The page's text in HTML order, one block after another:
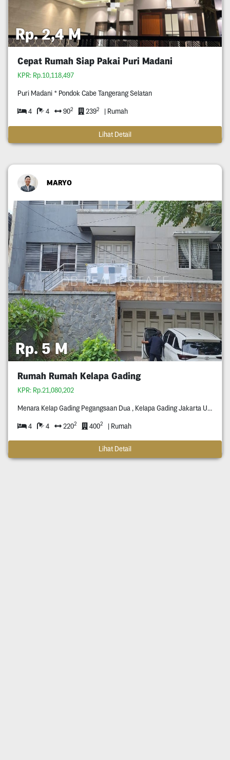
Rp. 2,4 M
Cepat Rumah Siap Pakai Puri Madani
KPR: Rp.10,118,497
Puri Madani * Pondok Cabe Tangerang Selatan
4 4 902 2392 | Rumah
Lihat Detail
MARYO
Rp. 5 M
Rumah Rumah Kelapa Gading
KPR: Rp.21,080,202
Menara Kelap Gading Pegangsaan Dua , Kelapa Gading Jakarta Utara
4 4 2202 4002 | Rumah
Lihat Detail